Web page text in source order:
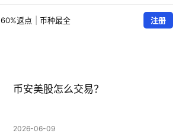
60%返点 币种最全 注册
币安美股怎么交易？
2026-06-09